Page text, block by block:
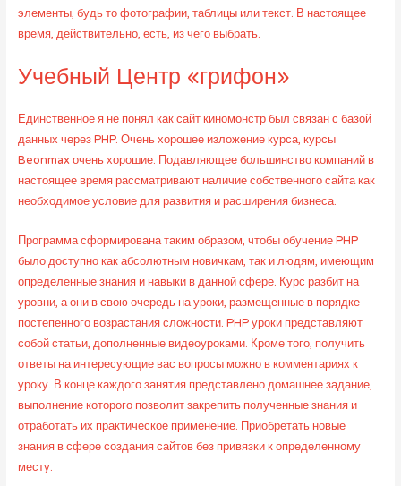
элементы, будь то фотографии, таблицы или текст. В настоящее
время, действительно, есть, из чего выбрать.
Учебный Центр «грифон»
Единственное я не понял как сайт киномонстр был связан с базой
данных через PHP. Очень хорошее изложение курса, курсы
Beonmax очень хорошие. Подавляющее большинство компаний в
настоящее время рассматривают наличие собственного сайта как
необходимое условие для развития и расширения бизнеса.
Программа сформирована таким образом, чтобы обучение PHP
было доступно как абсолютным новичкам, так и людям, имеющим
определенные знания и навыки в данной сфере. Курс разбит на
уровни, а они в свою очередь на уроки, размещенные в порядке
постепенного возрастания сложности. PHP уроки представляют
собой статьи, дополненные видеоуроками. Кроме того, получить
ответы на интересующие вас вопросы можно в комментариях к
уроку. В конце каждого занятия представлено домашнее задание,
выполнение которого позволит закрепить полученные знания и
отработать их практическое применение. Приобретать новые
знания в сфере создания сайтов без привязки к определенному
месту.